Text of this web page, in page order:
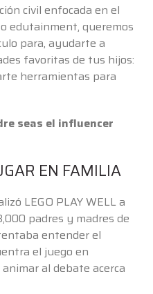
civil enfocada en el
edutainment, queremos
para, ayudarte a
favoritas de tus hijos:
herramientas para
seas el influencer
EN FAMILIA
LEGO PLAY WELL a
padres y madres de
entender el
el juego en
al debate acerca